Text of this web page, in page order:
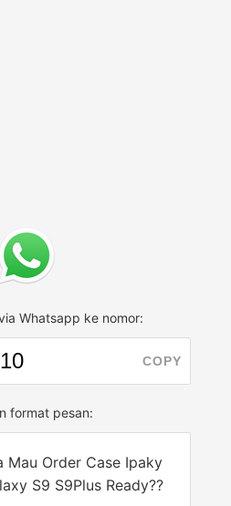
Whatsapp ke nomor:
COPY
format pesan:
Mau Order Case Ipaky
S9 S9Plus Ready??